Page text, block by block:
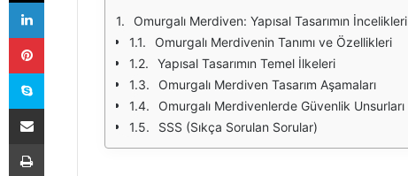
Omurgalı Merdiven: Yapısal Tasarımın İncelikleri
Omurgalı Merdivenin Tanımı ve Özellikleri
Yapısal Tasarımın Temel İlkeleri
Omurgalı Merdiven Tasarım Aşamaları
Omurgalı Merdivenlerde Güvenlik Unsurları
SSS (Sıkça Sorulan Sorular)
Pinterest
Skype
E-Posta ile paylaş